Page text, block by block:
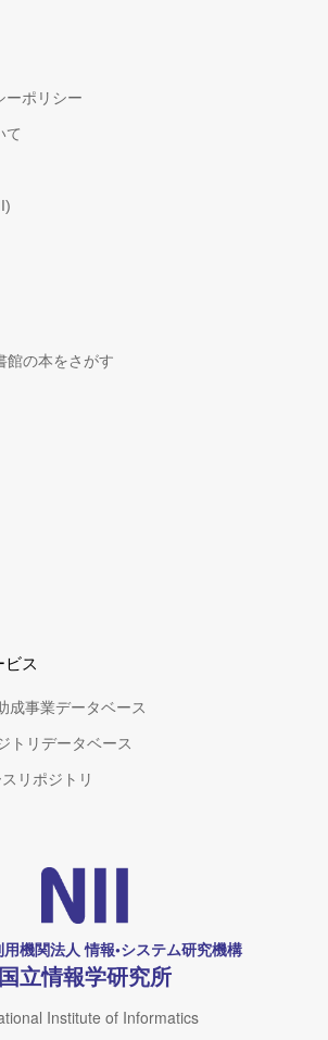
ーポリシー
て
館の本をさがす
ビス
成事業データベース
トリデータベース
リポジトリ
機関法人 情報•システム研究機構
国立情報学研究所
Institute of Informatics